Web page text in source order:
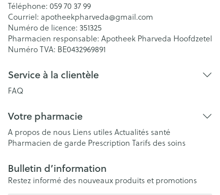
Téléphone: 059 70 37 99
Courriel: apotheekpharveda@gmail.com
Numéro de licence: 351325
Pharmacien responsable: Apotheek Pharveda Hoofdzetel
Numéro TVA: BE0432969891
Service à la clientèle
FAQ
Votre pharmacie
A propos de nous Liens utiles Actualités santé
Pharmacien de garde Prescription Tarifs des soins
Bulletin d’information
Restez informé des nouveaux produits et promotions